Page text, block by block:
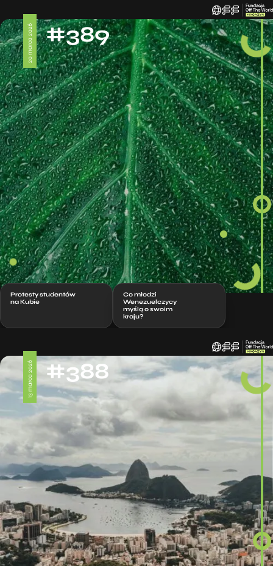
20 marca 2026 #389
Protesty studentów
na Kubie
Co młodzi
Wenezuelczycy
myślą o swoim
kraju?
13 marca 2026 #388